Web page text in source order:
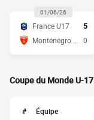
01/06/26
France U17
5
0
Coupe du Monde U-17
# Équipe